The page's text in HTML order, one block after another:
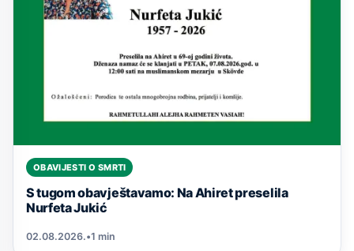
OBAVIJESTI O SMRTI
S tugom obavještavamo: Na Ahiret preselila
Nurfeta Jukić
02.08.2026.•1 min